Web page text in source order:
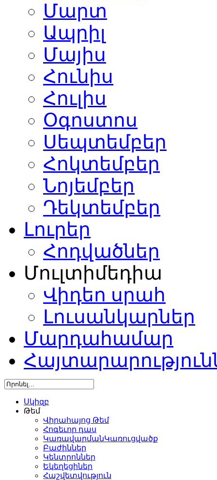
Մարտ
Ապրիլ
Մայիս
Հունիս
Հուլիս
Օգոստոս
Սեպտեմբեր
Հոկտեմբեր
Նոյեմբեր
Դեկտեմբեր
Լուրեր
Հոդվածներ
Մուլտիմեդիա
Վիդեո սրահ
Լուսանկարներ
Մարդահամար
Սկիզբ
Թեմ
Վիրահայոց Թեմ
Հոգեւոր դաս
ԿառավարմանԿառուցվածք
Բաժիններ
Կենտրոններ
Եկեղեցիներ
Հաշվետվություն